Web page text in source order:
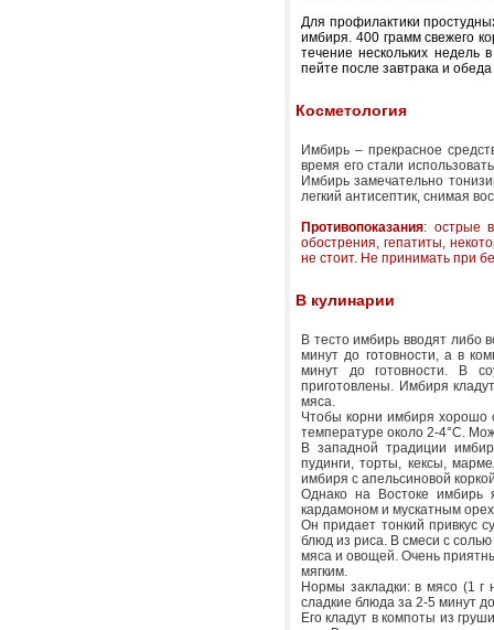
Для профилактики
имбиря. 400 грамм свежего
течение нескольких недель
пейте после завтрака и
Косметология
Имбирь – прекрасное
время его стали
Имбирь замечательно
легкий антисептик, снимая
Противопоказания: острые
обострения, гепатиты,
не стоит. Не принимать при
В кулинарии
В тесто имбирь вводят либо
минут до готовности, а в
минут до готовности. В
приготовлены. Имбиря
мяса.
Чтобы корни имбиря хорошо
температуре около 2-4°С.
В западной традиции
пудинги, торты, кексы,
имбиря с апельсиновой
Однако на Востоке имбирь
кардамоном и мускатным
Он придает тонкий привкус
блюд из риса. В смеси с
мяса и овощей. Очень
мягким.
Нормы закладки: в мясо (1 г
сладкие блюда за 2-5 минут
Его кладут в компоты из